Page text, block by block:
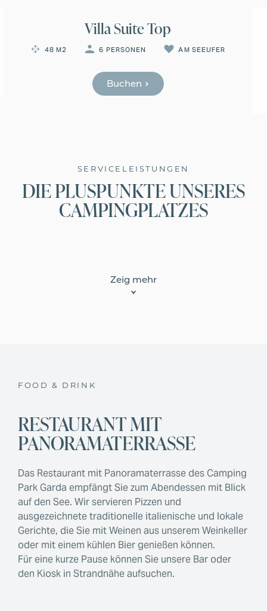
Villa Suite Top
48 M2 6 PERSONEN AM SEEUFER
Buchen
SERVICELEISTUNGEN
DIE PLUSPUNKTE UNSERES
CAMPINGPLATZES
HAUSTIERREGELUNG
Zeig mehr
RESTAURANT MIT
PANORAMATERRASSE
Das Restaurant mit Panoramaterrasse des Camping
Park Garda empfängt Sie zum Abendessen mit Blick
auf den See. Wir servieren Pizzen und
ausgezeichnete traditionelle italienische und lokale
Gerichte, die Sie mit Weinen aus unserem Weinkeller
oder mit einem kühlen Bier genießen können.
Für eine kurze Pause können Sie unsere Bar oder
den Kiosk in Strandnähe aufsuchen.
FOOD & DRINK